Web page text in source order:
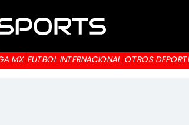
MX FUTBOL INTERNACIONAL OTROS